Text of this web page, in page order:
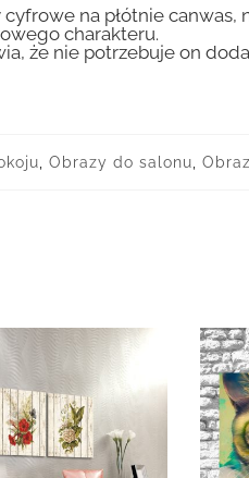
na płótnie
charakteru.
że nie potrzebuje on
Obrazy do salonu